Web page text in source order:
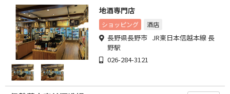
地酒専門店
ショッピング 酒店
長野県長野市 JR東日本信越本線 長
野駅
026-284-3121